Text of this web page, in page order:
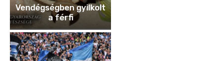
Vendégségben gyilkolt
a férfi